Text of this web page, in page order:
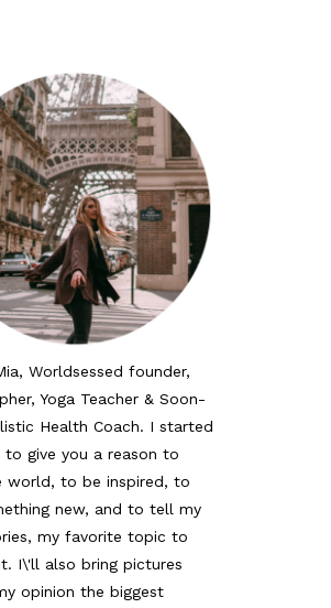
Worldsessed founder,
Yoga Teacher & Soon-
Health Coach. I started
to give you a reason to
world, to be inspired, to
new, and to tell my
my favorite topic to
I\'ll also bring pictures
opinion the biggest